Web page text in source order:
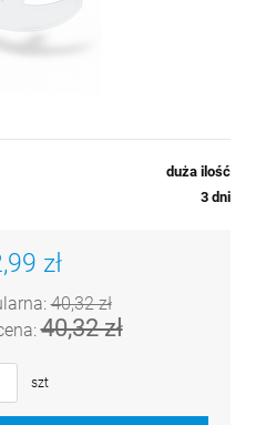
duża ilość
3 dni
zł
40,32 zł
40,32 zł
szt